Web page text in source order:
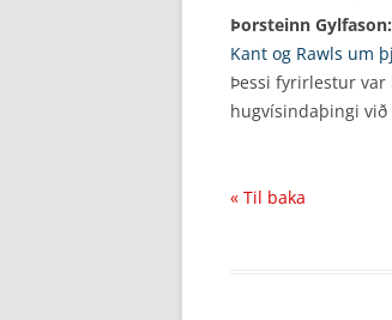
Þorsteinn Gylfason:
Kant og Rawls um
Þessi fyrirlestur var
hugvísindaþingi við
« Til baka